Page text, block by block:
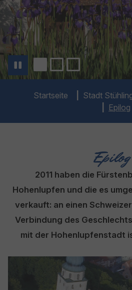
Startseite Stadt
Epilog
Epilog
2011 haben die
Hohenlupfen und die es
verkauft: an einen
Verbindung des
mit der Hohenlupfenstadt
Show larger version for: